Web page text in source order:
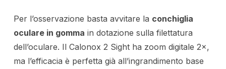
Per l’osservazione basta avvitare la conchiglia
oculare in gomma in dotazione sulla filettatura
dell’oculare. Il Calonox 2 Sight ha zoom digitale 2×,
ma l’efficacia è perfetta già all’ingrandimento base